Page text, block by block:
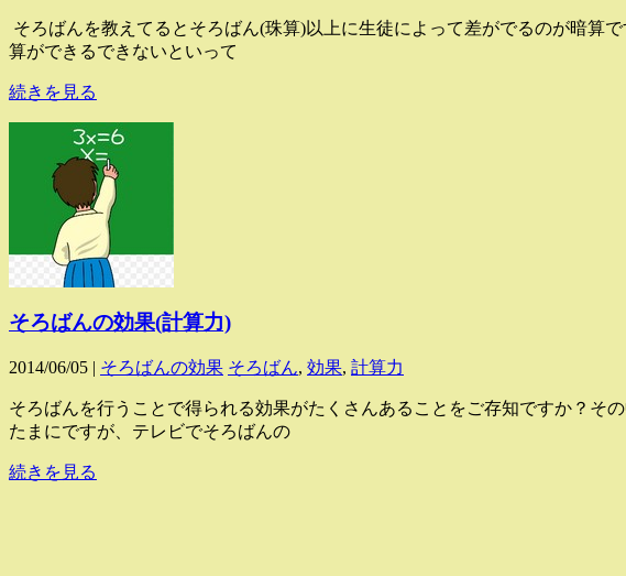
そろばんを教えてるとそろばん(珠算)以上に生徒によって差がでるのが暗算
算ができるできないといって
続きを見る
そろばんの効果(計算力)
2014/06/05 | そろばんの効果 そろばん, 効果, 計算力
そろばんを行うことで得られる効果がたくさんあることをご存知ですか？そ
たまにですが、テレビでそろばんの
続きを見る